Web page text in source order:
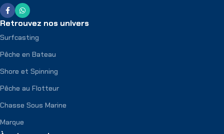
Retrouvez nos univers
Surfcasting
Pêche en Bateau
Shore et Spinning
Pêche au Flotteur
Chasse Sous Marine
Marque